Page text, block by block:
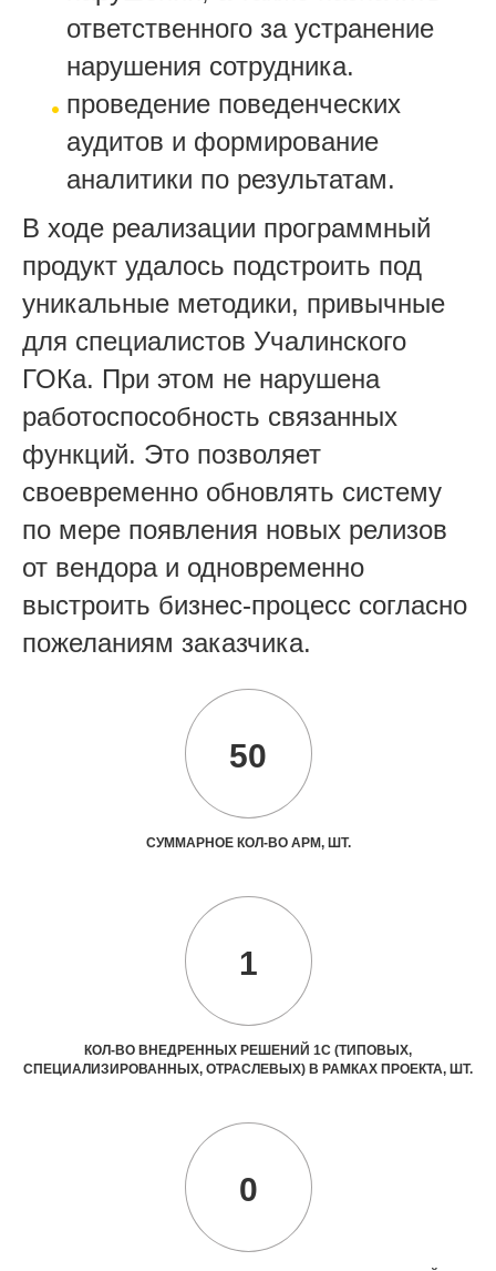
ответственного за устранение
нарушения сотрудника.
проведение поведенческих
аудитов и формирование
аналитики по результатам.
В ходе реализации программный
продукт удалось подстроить под
уникальные методики, привычные
для специалистов Учалинского
ГОКа. При этом не нарушена
работоспособность связанных
функций. Это позволяет
своевременно обновлять систему
по мере появления новых релизов
от вендора и одновременно
выстроить бизнес-процесс согласно
пожеланиям заказчика.
50
СУММАРНОЕ КОЛ-ВО АРМ, ШТ.
1
КОЛ-ВО ВНЕДРЕННЫХ РЕШЕНИЙ 1С (ТИПОВЫХ,
СПЕЦИАЛИЗИРОВАННЫХ, ОТРАСЛЕВЫХ) В РАМКАХ ПРОЕКТА, ШТ.
0